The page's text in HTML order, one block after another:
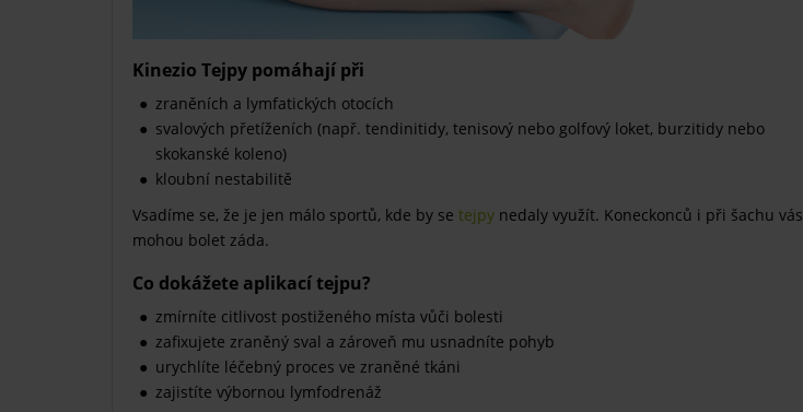
Kinezio Tejpy pomáhají při
zraněních a lymfatických otocích
svalových přetíženích (např. tendinitidy, tenisový nebo golfový loket, burzitidy nebo
skokanské koleno)
kloubní nestabilitě
Vsadíme se, že je jen málo sportů, kde by se tejpy nedaly využít. Koneckonců i při šachu vás
mohou bolet záda.
Co dokážete aplikací tejpu?
zmírníte citlivost postiženého místa vůči bolesti
zafixujete zraněný sval a zároveň mu usnadníte pohyb
urychlíte léčebný proces ve zraněné tkáni
zajistíte výbornou lymfodrenáž